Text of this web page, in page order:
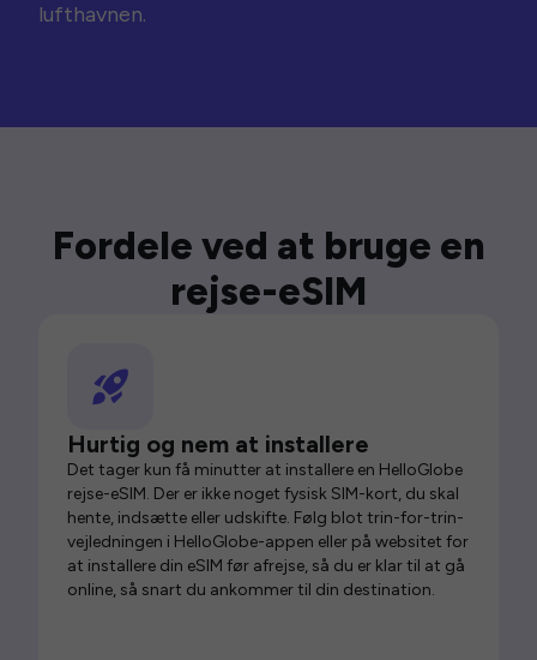
lufthavnen.
Fordele ved at bruge en
rejse-eSIM
Hurtig og nem at installere
Det tager kun få minutter at installere en HelloGlobe
rejse-eSIM. Der er ikke noget fysisk SIM-kort, du skal
hente, indsætte eller udskifte. Følg blot trin-for-trin-
vejledningen i HelloGlobe-appen eller på websitet for
at installere din eSIM før afrejse, så du er klar til at gå
online, så snart du ankommer til din destination.